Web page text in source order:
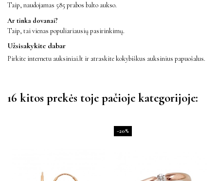
Taip, naudojamas 585 prabos balto aukso.
Ar tinka dovanai?
Taip, tai vienas populiariausių pasirinkimų.
Užsisakykite dabar
Pirkite internetu auksiniai.lt ir atraskite kokybiškus auksinius papuošalus.
16 kitos prekės toje pačioje kategorijoje:
−20%